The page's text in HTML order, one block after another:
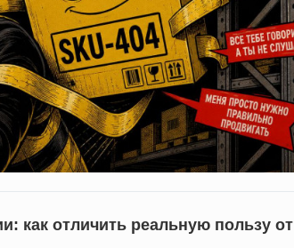
как отличить реальную пользу от